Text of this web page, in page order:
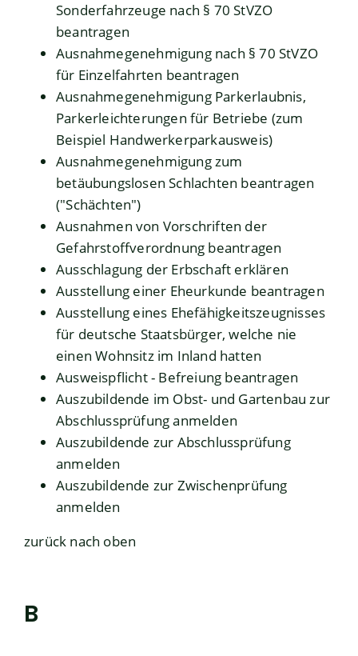
Sonderfahrzeuge nach § 70 StVZO
beantragen
Ausnahmegenehmigung nach § 70 StVZO
für Einzelfahrten beantragen
Ausnahmegenehmigung Parkerlaubnis,
Parkerleichterungen für Betriebe (zum
Beispiel Handwerkerparkausweis)
Ausnahmegenehmigung zum
betäubungslosen Schlachten beantragen
("Schächten")
Ausnahmen von Vorschriften der
Gefahrstoffverordnung beantragen
Ausschlagung der Erbschaft erklären
Ausstellung einer Eheurkunde beantragen
Ausstellung eines Ehefähigkeitszeugnisses
für deutsche Staatsbürger, welche nie
einen Wohnsitz im Inland hatten
Ausweispflicht - Befreiung beantragen
Auszubildende im Obst- und Gartenbau zur
Abschlussprüfung anmelden
Auszubildende zur Abschlussprüfung
anmelden
Auszubildende zur Zwischenprüfung
anmelden
zurück nach oben
B